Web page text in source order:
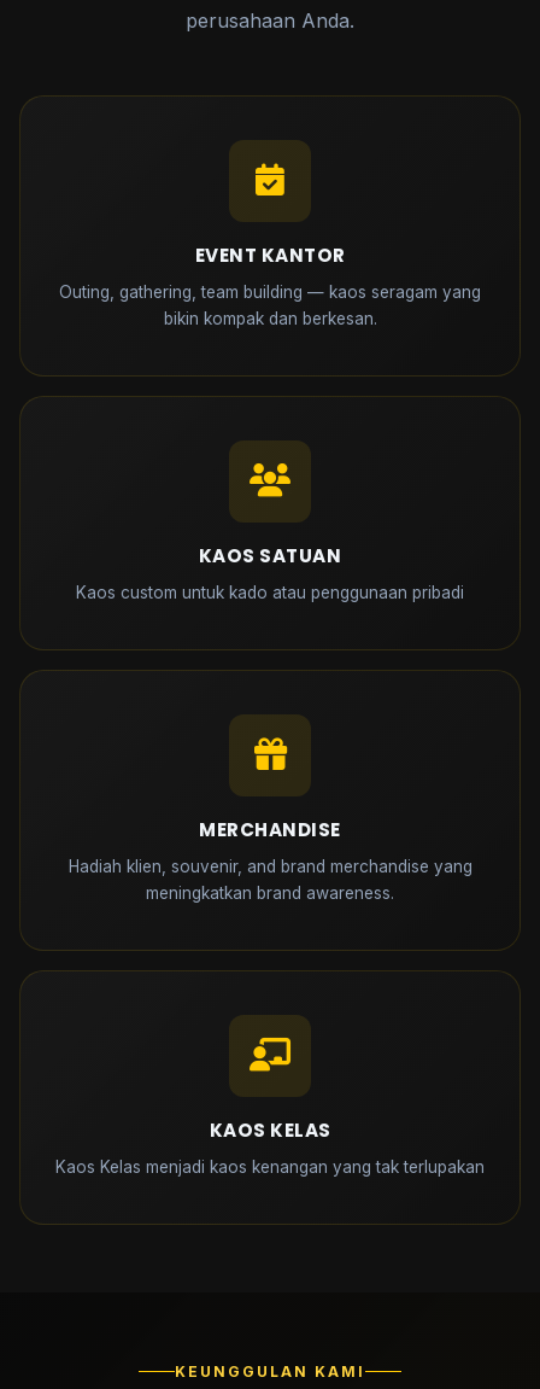
perusahaan Anda.
EVENT KANTOR
Outing, gathering, team building — kaos seragam yang
bikin kompak dan berkesan.
KAOS SATUAN
Kaos custom untuk kado atau penggunaan pribadi
MERCHANDISE
Hadiah klien, souvenir, and brand merchandise yang
meningkatkan brand awareness.
KAOS KELAS
Kaos Kelas menjadi kaos kenangan yang tak terlupakan
KEUNGGULAN KAMI